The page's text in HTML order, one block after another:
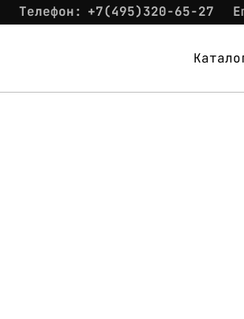
Телефон: +7(495)320-65-27